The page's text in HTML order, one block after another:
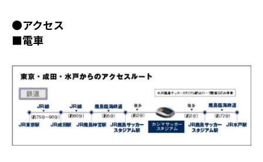
●アクセス
■電車